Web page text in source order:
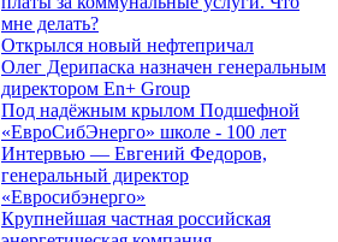
мне делать?
Открылся новый нефтепричал
Олег Дерипаска назначен генеральным
директором En+ Group
Под надёжным крылом Подшефной
«ЕвроСибЭнерго» школе - 100 лет
Интервью — Евгений Федоров,
генеральный директор
«Евросибэнерго»
Крупнейшая частная российская